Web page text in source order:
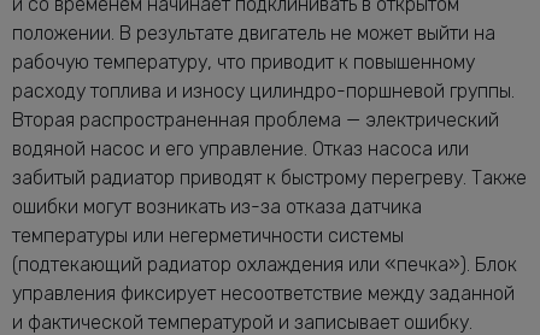
положении. В результате двигатель не может выйти на
рабочую температуру, что приводит к повышенному
расходу топлива и износу цилиндро-поршневой группы.
Вторая распространенная проблема — электрический
водяной насос и его управление. Отказ насоса или
забитый радиатор приводят к быстрому перегреву. Также
ошибки могут возникать из-за отказа датчика
температуры или негерметичности системы
(подтекающий радиатор охлаждения или «печка»). Блок
управления фиксирует несоответствие между заданной
и фактической температурой и записывает ошибку.